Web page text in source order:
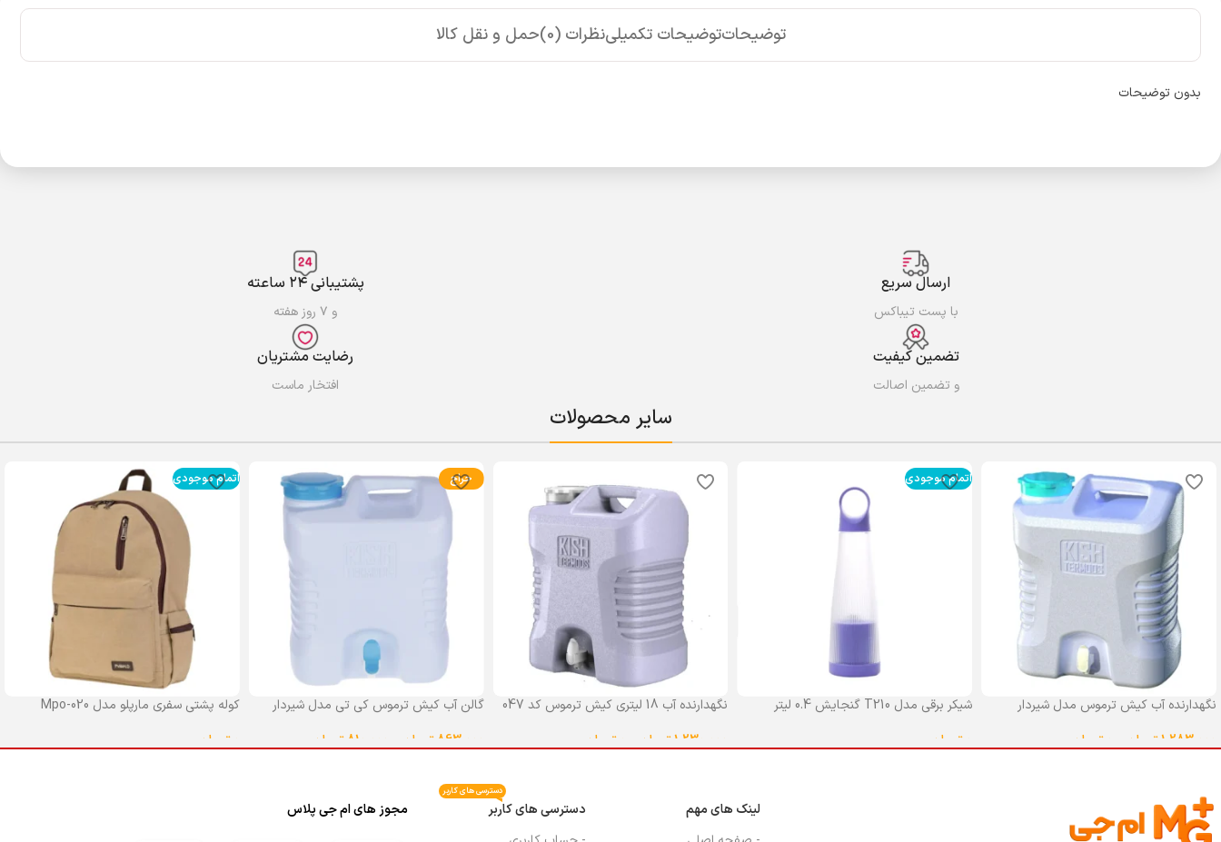
توضیحاتتوضیحات تکمیلینظرات (0) حمل و نقل کالا
بدون توضیحات
ارسال سریع
با پست تیباکس
پشتیبانی ۲۴ ساعته
و ۷ روز هفته
تضمین کیفیت
و تضمین اصالت
رضایت مشتریان
افتخار ماست
سایر محصولات
نگهدارنده آب کیش ترموس مدل شیردار
1,283,000تومان تومان
اتمام موجودی
شیکر برقی مدل T210 گنجایش 0.4 لیتر
تومان
نگهدارنده آب 18 لیتری کیش ترموس کد 047
1,230,000تومان تومان
حراج
گالن آب کیش ترموس کی تی مدل شیردار
863,000 تومان 810,000 تومان
اتمام موجودی
کوله پشتی سفری مارپلو مدل Mpo-020
تومان
لینک های مهم
دسترسی های کاربر
دسترسی های کاربر
مجوز های ام جی پلاس